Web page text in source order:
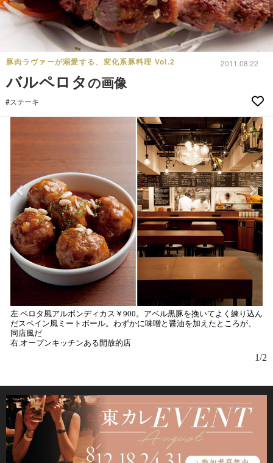
豚肉ラヴァーが溺愛する、変化系豚料理 Vol.2 2011.08.22
バルペロタの画像
#ステーキ
左.ペロタ風アルボンディカス￥900。アベル黒豚を挽いてよく練り込ん
だスペイン風ミートボール。わずかに味噌と醤油を加えたところが、
同店風だ
右.オープンキッチンある開放的店
1/2